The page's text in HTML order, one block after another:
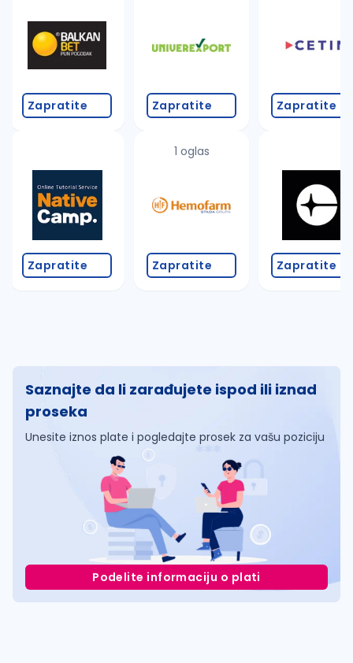
Zapratite
Zapratite
Zapratite
1 oglas
Zapratite
Zapratite
Zapratite
Saznajte da li zarađujete ispod ili iznad
proseka
Unesite iznos plate i pogledajte prosek za vašu poziciju
Podelite informaciju o plati